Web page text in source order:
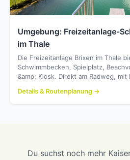
Umgebung: Freizeitanlage-
im Thale
Die Freizeitanlage Brixen im Thale
Schwimmbecken, Spielplatz,
&amp; Kiosk. Direkt am Radweg,
Details & Routenplanung →
Du suchst noch mehr